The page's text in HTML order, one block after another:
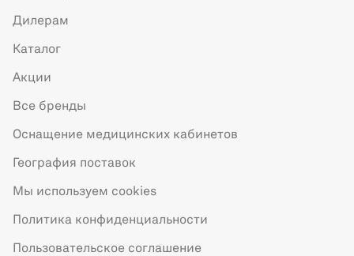
Дилерам
Каталог
Акции
Все бренды
Оснащение медицинских кабинетов
География поставок
Мы используем cookies
Политика конфиденциальности
Пользовательское соглашение